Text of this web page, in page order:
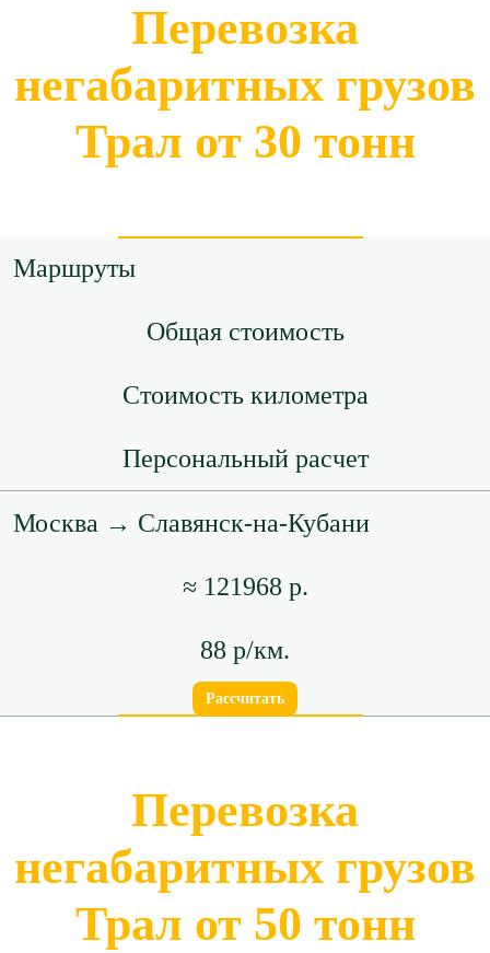
Перевозка
негабаритных грузов
Трал от 30 тонн
Маршруты
Общая стоимость
Стоимость километра
Персональный расчет
Москва → Славянск-на-Кубани
≈ 121968 р.
88 р/км.
Рассчитать
Перевозка
негабаритных грузов
Трал от 50 тонн